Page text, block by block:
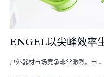
ENGEL以尖峰效率
户外器材市场竞争非常激烈。市 …